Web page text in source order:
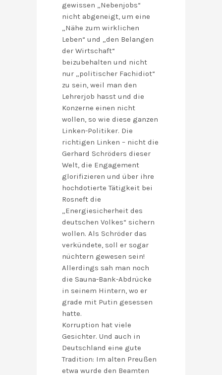
gewissen „Nebenjobs“
nicht abgeneigt, um eine
„Nähe zum wirklichen
Leben“ und „den Belangen
der Wirtschaft“
beizubehalten und nicht
nur „politischer Fachidiot“
zu sein, weil man den
Lehrerjob hasst und die
Konzerne einen nicht
wollen, so wie diese ganzen
Linken-Politiker. Die
richtigen Linken – nicht die
Gerhard Schröders dieser
Welt, die Engagement
glorifizieren und über ihre
hochdotierte Tätigkeit bei
Rosneft die
„Energiesicherheit des
deutschen Volkes“ sichern
wollen. Als Schröder das
verkündete, soll er sogar
nüchtern gewesen sein!
Allerdings sah man noch
die Sauna-Bank-Abdrücke
in seinem Hintern, wo er
grade mit Putin gesessen
hatte.
Korruption hat viele
Gesichter. Und auch in
Deutschland eine gute
Tradition: Im alten Preußen
etwa wurde den Beamten